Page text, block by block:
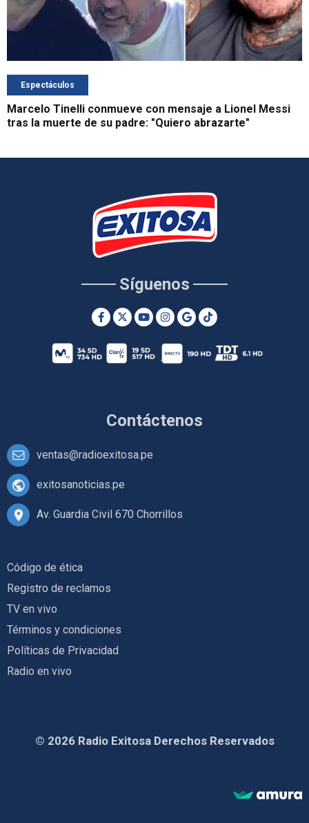
Espectáculos
Marcelo Tinelli conmueve con mensaje a Lionel Messi
tras la muerte de su padre: "Quiero abrazarte"
Contáctenos
ventas@radioexitosa.pe
exitosanoticias.pe
Av. Guardia Civil 670 Chorrillos
Síguenos
Código de ética
Registro de reclamos
TV en vivo
Términos y condiciones
Políticas de Privacidad
Radio en vivo
© 2026 Radio Exitosa Derechos Reservados